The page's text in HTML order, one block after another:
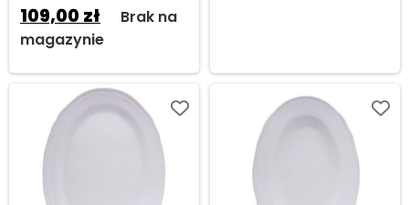
109,00 zł
Brak na
magazynie